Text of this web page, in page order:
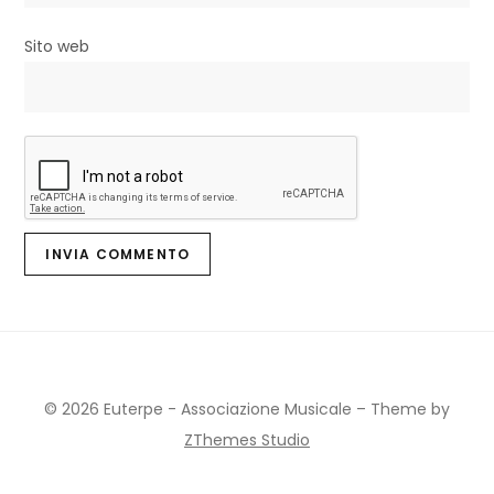
Sito web
© 2026 Euterpe - Associazione Musicale – Theme by
ZThemes Studio